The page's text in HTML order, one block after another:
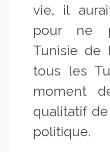
vie, il
pour ne
Tunisie de
tous les
moment
qualitatif
politique.